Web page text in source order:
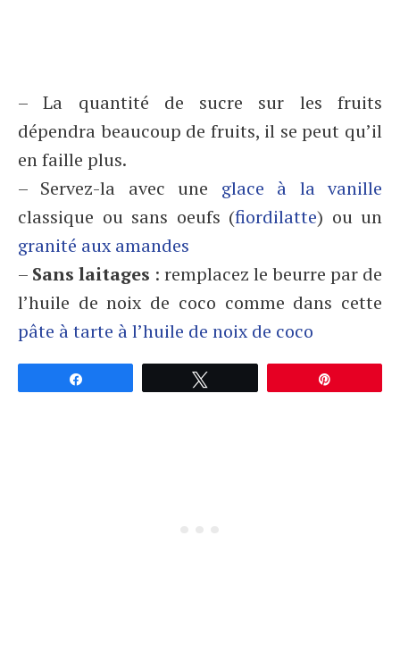
– La quantité de sucre sur les fruits
dépendra beaucoup de fruits, il se peut qu’il
en faille plus.
– Servez-la avec une glace à la vanille
classique ou sans oeufs (fiordilatte) ou un
granité aux amandes
– Sans laitages : remplacez le beurre par de
l’huile de noix de coco comme dans cette
pâte à tarte à l’huile de noix de coco